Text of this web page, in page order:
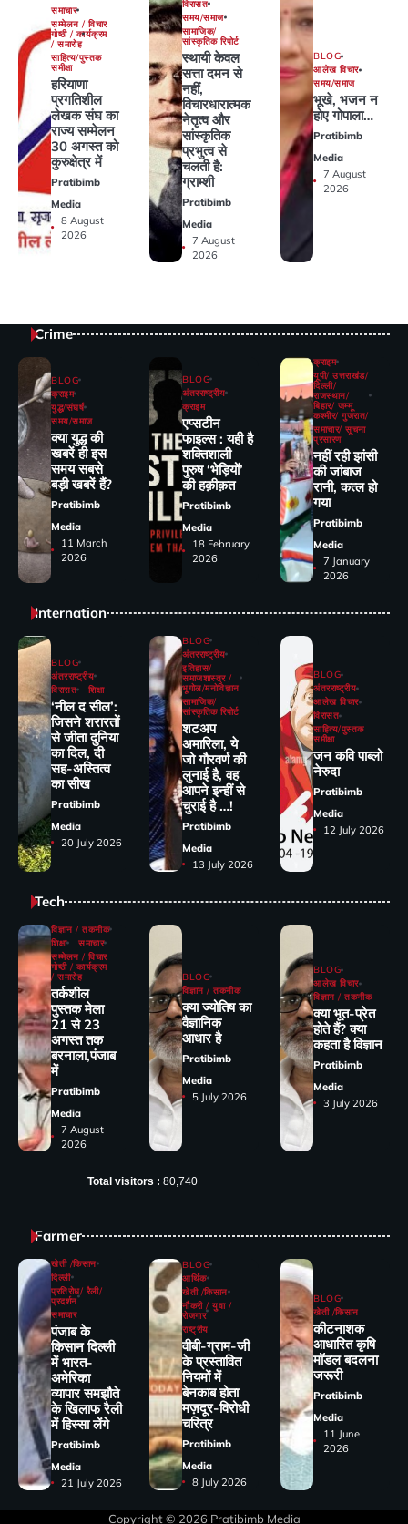
समाचार
सम्मेलन / विचार
गोष्ठी / कार्यक्रम
/ समारोह
साहित्य/पुस्तक
समीक्षा
हरियाणा
प्रगतिशील
लेखक संघ का
राज्य सम्मेलन
30 अगस्त को
कुरुक्षेत्र में
Pratibimb
Media
8 August
2026
विरासत
समय/समाज
सामाजिक/
सांस्कृतिक रिपोर्ट
स्थायी केवल
सत्ता दमन से
नहीं,
विचारधारात्मक
नेतृत्व और
सांस्कृतिक
प्रभुत्व से
चलती है:
ग्राम्शी
Pratibimb
Media
7 August
2026
BLOG
आलेख विचार
समय/समाज
भूखे, भजन न
होए गोपाला…
Pratibimb
Media
7 August
2026
Crime
BLOG
क्राइम
युद्ध/संघर्ष
समय/समाज
क्या युद्ध की
खबरें ही इस
समय सबसे
बड़ी खबरें हैं?
Pratibimb
Media
11 March
2026
BLOG
अंतरराष्ट्रीय
क्राइम
एप्सटीन
फाइल्स : यही है
शक्तिशाली
पुरुष ‘भेड़ियों’
की हक़ीक़त
Pratibimb
Media
18 February
2026
क्राइम
यूपी/ उत्तराखंड/
दिल्ली/
राजस्थान/
बिहार/ जम्मू
कश्मीर/ गुजरात/
समाचार/ सूचना
प्रसारण
नहीं रही झांसी
की जांंबाज
रानी, कत्‍ल हो
गया
Pratibimb
Media
7 January
2026
Internation
BLOG
अंतरराष्ट्रीय
विरासत
शिक्षा
‘नील द सील’:
जिसने शरारतों
से जीता दुनिया
का दिल, दी
सह-अस्तित्व
का सीख
Pratibimb
Media
20 July 2026
BLOG
अंतरराष्ट्रीय
इतिहास/
समाजशास्त्र /
भूगोल/मनोविज्ञान
सामाजिक/
सांस्कृतिक रिपोर्ट
शटअप
अमारिला, ये
जो गौरवर्ण की
लुनाई है, वह
आपने इन्हीं से
चुराई है …!
Pratibimb
Media
13 July 2026
BLOG
अंतरराष्ट्रीय
आलेख विचार
विरासत
साहित्य/पुस्तक
समीक्षा
जन कवि पाब्लो
नेरुदा
Pratibimb
Media
12 July 2026
Tech
विज्ञान / तकनीक
शिक्षा
समाचार
सम्मेलन / विचार
गोष्ठी / कार्यक्रम
/ समारोह
तर्कशील
पुस्तक मेला
21 से 23
अगस्त तक
बरनाला,पंजाब
में
Pratibimb
Media
7 August
2026
BLOG
विज्ञान / तकनीक
क्या ज्योतिष का
वैज्ञानिक
आधार है
Pratibimb
Media
5 July 2026
BLOG
आलेख विचार
विज्ञान / तकनीक
क्या भूत-प्रेत
होते हैं? क्या
कहता है विज्ञान
Pratibimb
Media
3 July 2026
Total visitors : 80,740
Farmer
खेती /किसान
दिल्ली
प्रतिरोध/ रैली/
प्रदर्शन
समाचार
पंजाब के
किसान दिल्ली
में भारत-
अमेरिका
व्यापार समझौते
के खिलाफ रैली
में हिस्सा लेंगे
Pratibimb
Media
21 July 2026
BLOG
आर्थिक
खेती /किसान
नौकरी / युवा /
रोजगार
राष्ट्रीय
वीबी-ग्राम-जी
के प्रस्तावित
नियमों में
बेनकाब होता
मज़दूर-विरोधी
चरित्र
Pratibimb
Media
8 July 2026
BLOG
खेती /किसान
कीटनाशक
आधारित कृषि
मॉडल बदलना
जरूरी
Pratibimb
Media
11 June
2026
Copyright © 2026 Pratibimb Media